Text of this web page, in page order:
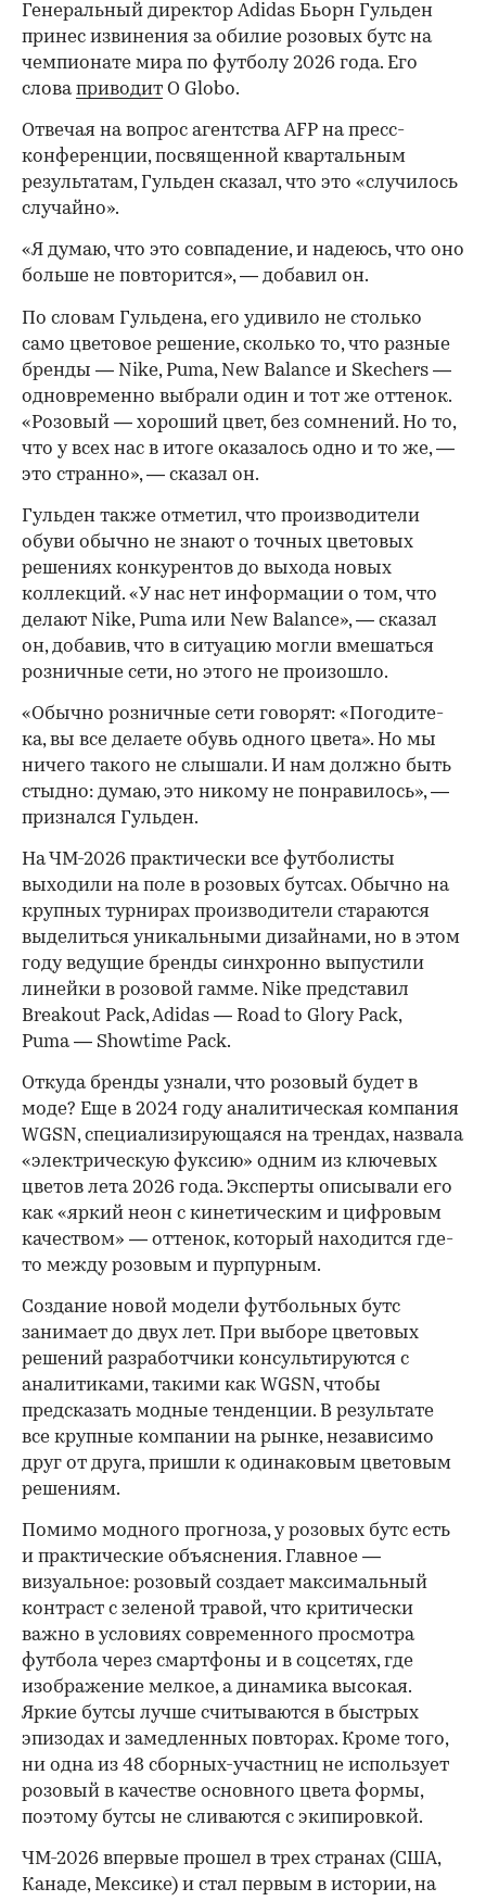
Генеральный директор Adidas Бьорн Гульден
принес извинения за обилие розовых бутс на
чемпионате мира по футболу 2026 года. Его
словаприводит O Globo.
Отвечая на вопрос агентства AFP на пресс-
конференции, посвященной квартальным
результатам, Гульден сказал, что это «случилось
случайно».
«Я думаю, что это совпадение, и надеюсь, что оно
больше не повторится», — добавил он.
По словам Гульдена, его удивило не столько
само цветовое решение, сколько то, что разные
бренды — Nike, Puma, New Balance и Skechers —
одновременно выбрали один и тот же оттенок.
«Розовый — хороший цвет, без сомнений. Но то,
что у всех нас в итоге оказалось одно и то же, —
это странно», — сказал он.
Гульден также отметил, что производители
обуви обычно не знают о точных цветовых
решениях конкурентов до выхода новых
коллекций. «У нас нет информации о том, что
делают Nike, Puma или New Balance», — сказал
он, добавив, что в ситуацию могли вмешаться
розничные сети, но этого не произошло.
«Обычно розничные сети говорят: «Погодите-
ка, вы все делаете обувь одного цвета». Но мы
ничего такого не слышали. И нам должно быть
стыдно: думаю, это никому не понравилось», —
признался Гульден.
На ЧМ-2026 практически все футболисты
выходили на поле в розовых бутсах. Обычно на
крупных турнирах производители стараются
выделиться уникальными дизайнами, но в этом
году ведущие бренды синхронно выпустили
линейки в розовой гамме. Nike представил
Breakout Pack, Adidas — Road to Glory Pack,
Puma — Showtime Pack.
Откуда бренды узнали, что розовый будет в
моде? Еще в 2024 году аналитическая компания
WGSN, специализирующаяся на трендах, назвала
«электрическую фуксию» одним из ключевых
цветов лета 2026 года. Эксперты описывали его
как «яркий неон с кинетическим и цифровым
качеством» — оттенок, который находится где-
то между розовым и пурпурным.
Создание новой модели футбольных бутс
занимает до двух лет. При выборе цветовых
решений разработчики консультируются с
аналитиками, такими как WGSN, чтобы
предсказать модные тенденции. В результате
все крупные компании на рынке, независимо
друг от друга, пришли к одинаковым цветовым
решениям.
Помимо модного прогноза, у розовых бутс есть
и практические объяснения. Главное —
визуальное: розовый создает максимальный
контраст с зеленой травой, что критически
важно в условиях современного просмотра
футбола через смартфоны и в соцсетях, где
изображение мелкое, а динамика высокая.
Яркие бутсы лучше считываются в быстрых
эпизодах и замедленных повторах. Кроме того,
ни одна из 48 сборных-участниц не использует
розовый в качестве основного цвета формы,
поэтому бутсы не сливаются с экипировкой.
ЧМ-2026 впервые прошел в трех странах (США,
Канаде, Мексике) и стал первым в истории, на